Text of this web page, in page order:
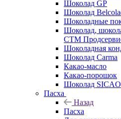
Шоколад GP
Шоколад
Шоколадные
Шоколад,
СТМ
Шоколадная
Шоколад Carma
Какао-масло
Какао-порошок
Шоколад SICAO
Пасха
Назад
Пасха